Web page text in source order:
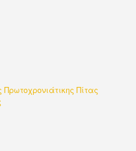
Πίτας